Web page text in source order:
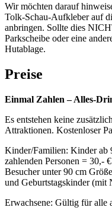
Wir möchten darauf
Tolk-Schau-Aufkleber auf
anbringen. Sollte dies
Parkscheibe oder eine
Hutablage.
Preise
Einmal Zahlen – Alles-
Es entstehen keine
Attraktionen. Kostenloser
Kinder/Familien: Kinder ab
zahlenden Personen = 30,-
Besucher unter 90 cm
und Geburtstagskinder
Erwachsene: Gültig für alle